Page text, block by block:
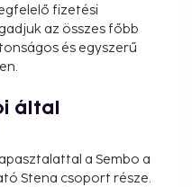
fizetési
az összes főbb
és egyszerű
által
a Sembo a
Stena csoport része.